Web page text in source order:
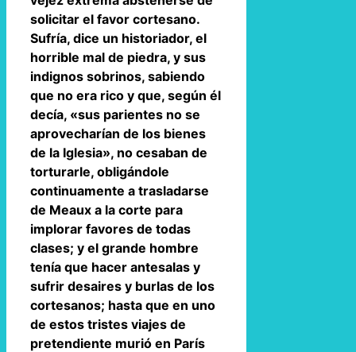
solicitar el favor cortesano.
Sufría, dice un historiador, el
horrible mal de piedra, y sus
indignos sobrinos, sabiendo
que no era rico y que, según él
decía, «sus parientes no se
aprovecharían de los bienes
de la Iglesia», no cesaban de
torturarle, obligándole
continuamente a trasladarse
de Meaux a la corte para
implorar favores de todas
clases; y el grande hombre
tenía que hacer antesalas y
sufrir desaires y burlas de los
cortesanos; hasta que en uno
de estos tristes viajes de
pretendiente murió en París